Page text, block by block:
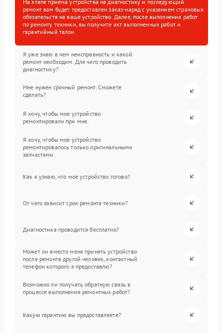
На этапе приема устройства на диагностику и последующий
ремонт вам будет предоставлен заказ-наряд с указанием страховых
обязательств на ваше устройство. Далее, после выполнения работ
по ремонту техники, вы получите акт выполненных работ и
гарантийный талон.
Я уже знаю в чем неисправность и какой
ремонт необходим. Для чего проводить
диагностику?
Мне нужен срочный ремонт. Сможете
сделать?
Я хочу, чтобы мое устройство
ремонтировали при мне.
Я хочу, чтобы мое устройство
ремонтировалось только оригинальными
запчастями.
Как я узнаю, что мое устройство готово?
От чего зависит срок ремонта техники?
Диагностика проводится бесплатно?
Может ли вместо меня принять устройство
после ремонта другой человек, контактный
телефон которого я предоставлю?
Возможно ли получать обратную связь в
процессе выполнения ремонтных работ?
Какую гарантию вы предоставляете?